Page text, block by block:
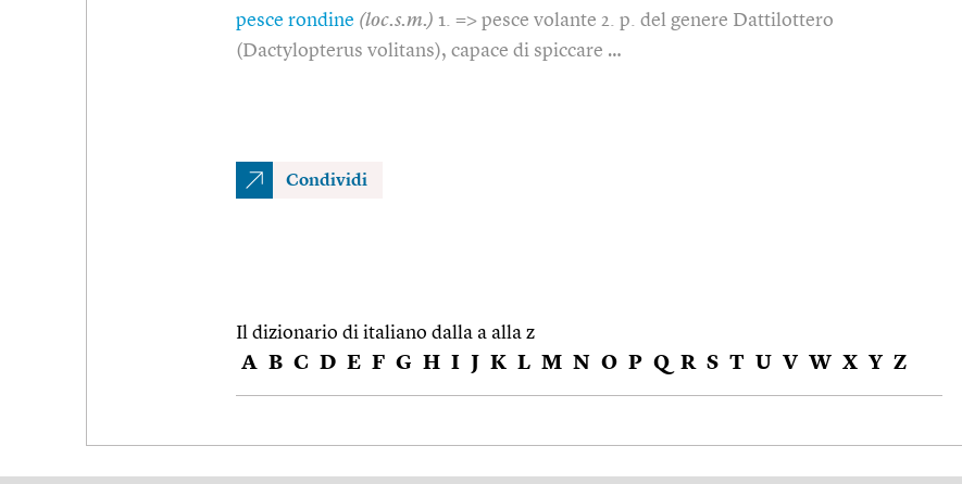
pesce rondine (loc.s.m.) 1. => pesce volante 2. p. del genere Dattilottero
(Dactylopterus volitans), capace di spiccare …
Condividi
Il dizionario di italiano dalla a alla z
A B C D E F G H I J K L M N O P Q R S T U V W X Y Z